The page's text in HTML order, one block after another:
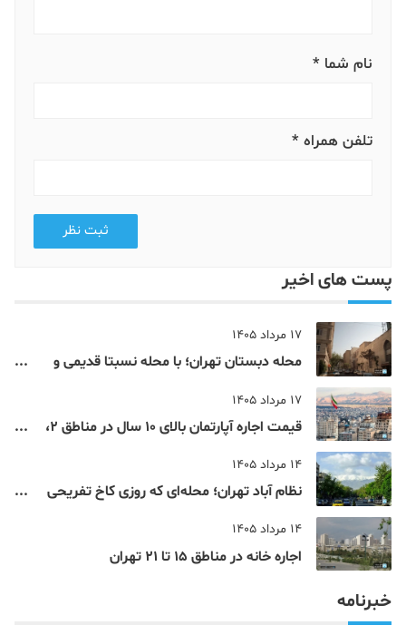
نام شما *
تلفن همراه *
ثبت نظر
پست های اخیر
17 مرداد 1405
محله دبستان تهران؛ با محله نسبتا قدیمی و
17 مرداد 1405
قیمت اجاره آپارتمان بالای 10 سال در مناطق 2،
14 مرداد 1405
نظام‌ آباد تهران؛ محله‌ای که روزی کاخ تفریحی
14 مرداد 1405
اجاره خانه در مناطق 15 تا 21 تهران
خبرنامه